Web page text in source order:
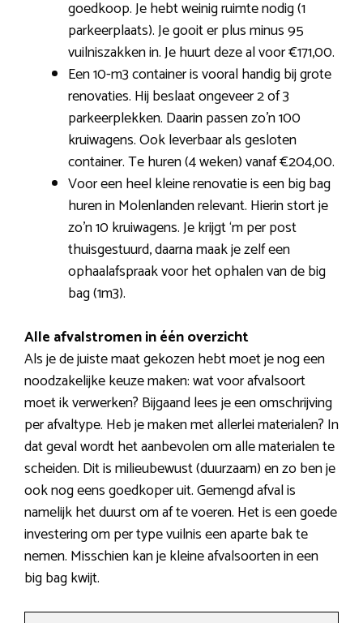
goedkoop. Je hebt weinig ruimte nodig (1
parkeerplaats). Je gooit er plus minus 95
vuilniszakken in. Je huurt deze al voor €171,00.
Een 10-m3 container is vooral handig bij grote
renovaties. Hij beslaat ongeveer 2 of 3
parkeerplekken. Daarin passen zo’n 100
kruiwagens. Ook leverbaar als gesloten
container. Te huren (4 weken) vanaf €204,00.
Voor een heel kleine renovatie is een big bag
huren in Molenlanden relevant. Hierin stort je
zo’n 10 kruiwagens. Je krijgt ‘m per post
thuisgestuurd, daarna maak je zelf een
ophaalafspraak voor het ophalen van de big
bag (1m3).
Alle afvalstromen in één overzicht
Als je de juiste maat gekozen hebt moet je nog een
noodzakelijke keuze maken: wat voor afvalsoort
moet ik verwerken? Bijgaand lees je een omschrijving
per afvaltype. Heb je maken met allerlei materialen? In
dat geval wordt het aanbevolen om alle materialen te
scheiden. Dit is milieubewust (duurzaam) en zo ben je
ook nog eens goedkoper uit. Gemengd afval is
namelijk het duurst om af te voeren. Het is een goede
investering om per type vuilnis een aparte bak te
nemen. Misschien kan je kleine afvalsoorten in een
big bag kwijt.